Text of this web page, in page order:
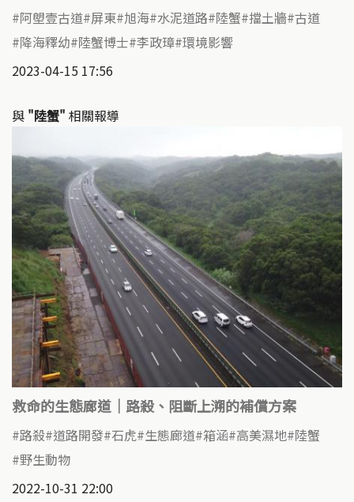
阿塱壹古道 屏東 旭海 水泥道路 陸蟹 擋土牆 古道
降海釋幼 陸蟹博士 李政璋 環境影響
2023-04-15 17:56
與 "陸蟹" 相關報導
救命的生態廊道｜路殺、阻斷上溯的補償方案
路殺 道路開發 石虎 生態廊道 箱涵 高美濕地 陸蟹
野生動物
2022-10-31 22:00